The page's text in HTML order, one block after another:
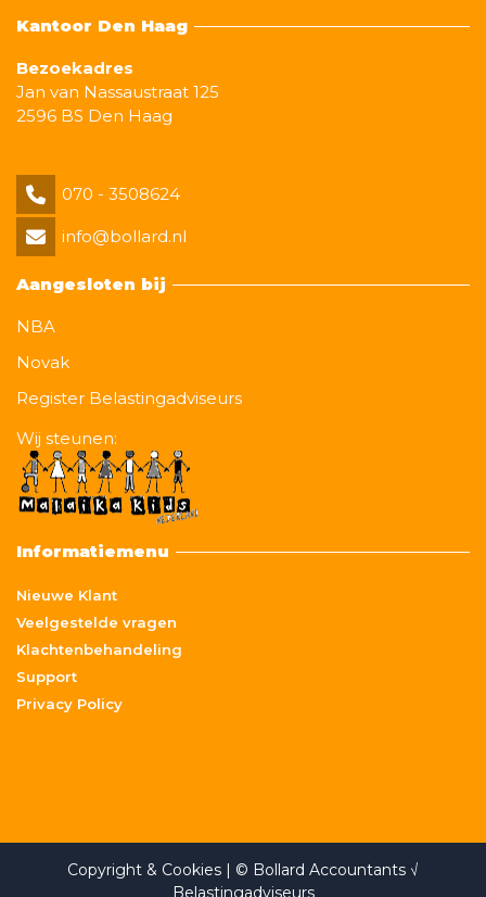
Kantoor Den Haag
Bezoekadres
Jan van Nassaustraat 125
2596 BS Den Haag
070 - 3508624
info@bollard.nl
Aangesloten bij
NBA
Novak
Register Belastingadviseurs
Wij steunen:
Informatiemenu
Nieuwe Klant
Veelgestelde vragen
Klachtenbehandeling
Support
Privacy Policy
Copyright & Cookies | © Bollard Accountants √
Belastingadviseurs